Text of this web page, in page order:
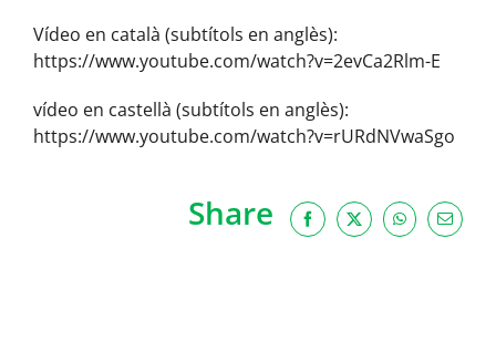
Vídeo en català (subtítols en anglès):
https://www.youtube.com/watch?v=2evCa2Rlm-E
vídeo en castellà (subtítols en anglès):
https://www.youtube.com/watch?v=rURdNVwaSgo
Share Facebook
X WhatsApp
Email